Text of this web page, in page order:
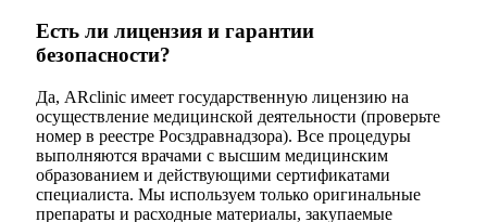
Есть ли лицензия и гарантии
безопасности?
Да, ARclinic имеет государственную лицензию на
осуществление медицинской деятельности (проверьте
номер в реестре Росздравнадзора). Все процедуры
выполняются врачами с высшим медицинским
образованием и действующими сертификатами
специалиста. Мы используем только оригинальные
препараты и расходные материалы, закупаемые